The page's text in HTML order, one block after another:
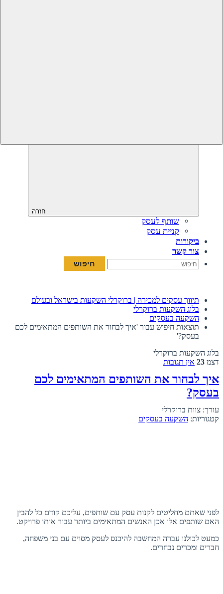
חזרה
שותף לעסק
קניית עסק
ביקורות
צור קשר
חיפוש:
תיווך עסקים למכירה | ברוקרלי השקעות בישראל ובעולם
בלוג השקעות ברוקרלי
השקעה בעסקים
תוצאות חיפוש עבור 'איך לבחור את השותפים המתאימים לכם
בעסק?'
בלוג השקעות ברוקרלי
דצמ 23 אין תגובות
איך לבחור את השותפים המתאימים לכם
בעסק?
עורך: צוות ברוקרלי
קטגוריות: השקעה בעסקים
לפני שאתם מחליטים לקנות עסק עם שותפים, עליכם קודם כל להבין
האם שותפים אלו אכן האנשים המתאימים ביותר עבור אותו פרויקט.
כמעט לכולנו עברה המחשבה להיכנס לעסק מסוים עם בני משפחה,
חברים ומכרים נבחרים.